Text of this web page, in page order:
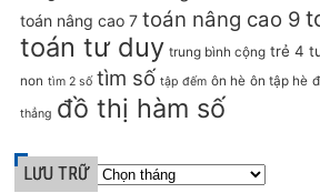
toán nâng cao 7 toán nâng cao 9
toán tư duy trung bình cộng trẻ 4
non tìm 2 số tìm số tập đếm ôn hè ôn tập hè
thẳng đồ thị hàm số
LƯU TRỮ